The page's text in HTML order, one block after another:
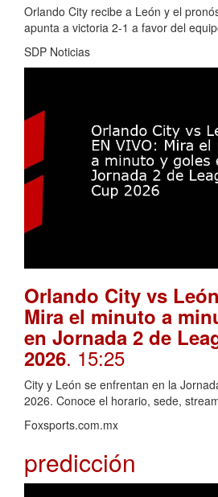
Orlando City recibe a León y el
apunta a victoria 2-1 a favor del
SDP Noticias
Orlando City vs
Mira el minuto a
en Jornada 2 de
2026. 15:25
City y León se enfrentan en la
2026. Conoce el horario, sede,
Foxsports.com.mx
predicción